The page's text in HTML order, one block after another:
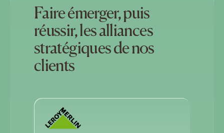
Faire émerger, puis
réussir, les alliances
stratégiques de nos
clients